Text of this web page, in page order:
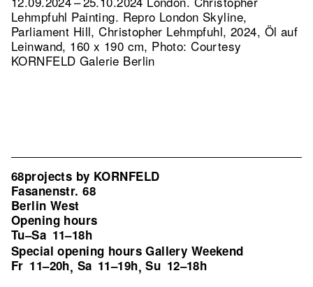
Lehmpfuhl Painting. Repro London Skyline,
Parliament Hill, Christopher Lehmpfuhl, 2024, Öl auf
Leinwand, 160 x 190 cm, Photo: Courtesy
KORNFELD Galerie Berlin
68projects by KORNFELD
Fasanenstr. 68
Berlin West
Opening hours
Tu–Sa 11–18h
Special opening hours Gallery Weekend
Fr 11–20h, Sa 11–19h,Su 12–18h